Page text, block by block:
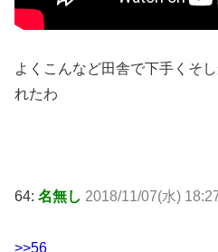
よくこんなど田舎で下手くそ
れたわ
64: 名無し 2018/11/07(水)
>>56